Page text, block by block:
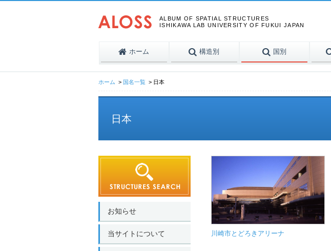
ALBUM OF SPATIAL STRUCTURES
ISHIKAWA LAB UNIVERSITY OF FUKUI JAPAN
ホーム 構造別 国別
ホーム 国名一覧 日本
日本
川崎市とどろきアリーナ
お知らせ
当サイトについて